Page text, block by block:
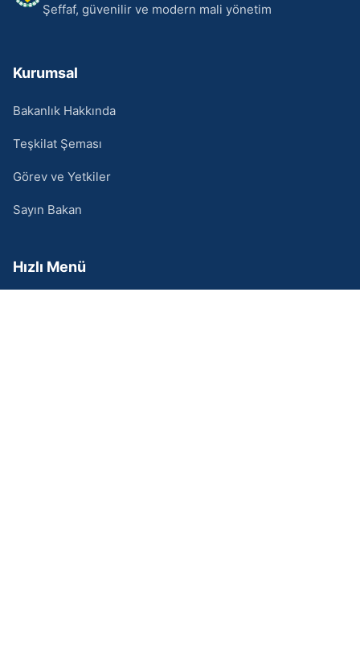
Şeffaf, güvenilir ve modern mali yönetim
Kurumsal
Bakanlık Hakkında
Teşkilat Şeması
Görev ve Yetkiler
Sayın Bakan
Hızlı Menü